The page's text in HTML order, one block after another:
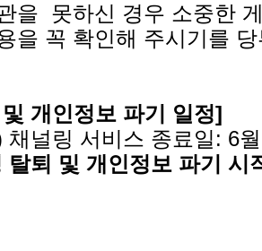
을 못하신 경우 소중한
을 꼭 확인해 주시기를
개인정보 파기 일정]
채널링 서비스 종료일: 6
탈퇴 및 개인정보 파기 시